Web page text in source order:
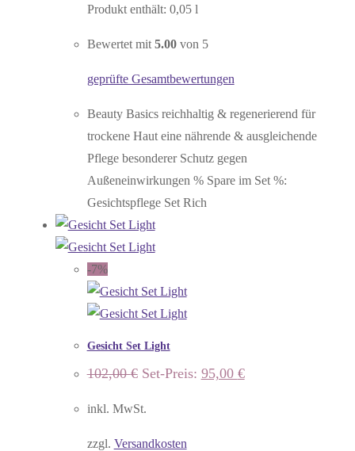
Produkt enthält: 0,05 l
Bewertet mit 5.00von 5
geprüfte Gesamtbewertungen
Beauty Basics reichhaltig & regenerierend für
trockene Haut eine nährende & ausgleichende
Pflege besonderer Schutz gegen
Außeneinwirkungen % Spare im Set %:
Gesichtspflege Set Rich
-7%
Gesicht Set Light
102,00€ Ursprünglicher
102,00 €
Set-Preis: 95,00 €Aktueller
Preis
inkl. MwSt.
zzgl. Versandkosten